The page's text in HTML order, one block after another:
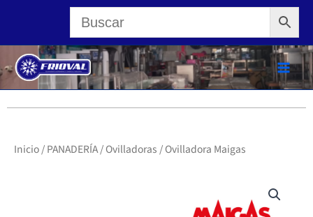
contenido
Inicio/PANADERÍA/Ovilladoras/ Ovilladora Maigas